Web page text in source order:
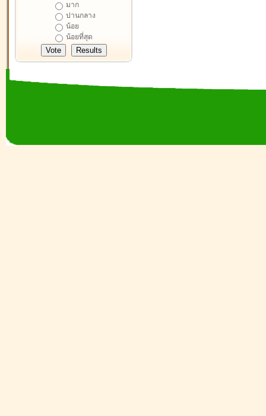
มาก
ปานกลาง
น้อย
น้อยที่สุด